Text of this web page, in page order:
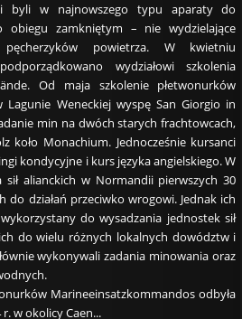
byli w najnowszego typu aparaty do
zamkniętym – nie wydzielające
powietrza. W kwietniu
wydziałowi szkolenia
Od maja szkolenie płetwonurków
Lagunie Weneckiej wyspę San Giorgio in
min na dwóch starych frachtowcach,
koło Monachium. Jednocześnie kursanci
kondycyjne i kurs języka angielskiego. W
sił alianckich w Normandii pierwszych 30
do działań przeciwko wrogowi. Jednak ich
do wysadzania jednostek sił
do wielu różnych lokalnych dowództw i
wykonywali zadania minowania oraz
Marineeinsatzkommandos odbyła
w okolicy Caen...